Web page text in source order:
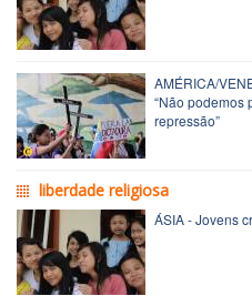
AMÉRICA/
“Não podemos
repressão”
liberdade religiosa
ÁSIA - Jovens